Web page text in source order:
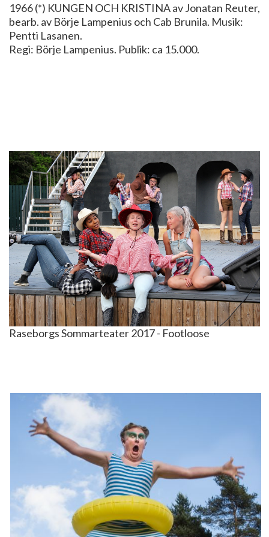
1966 (*) KUNGEN OCH KRISTINA av Jonatan Reuter,
bearb. av Börje Lampenius och Cab Brunila. Musik:
Pentti Lasanen.
Regi: Börje Lampenius. Publik: ca 15.000.
Raseborgs Sommarteater 2017 - Footloose